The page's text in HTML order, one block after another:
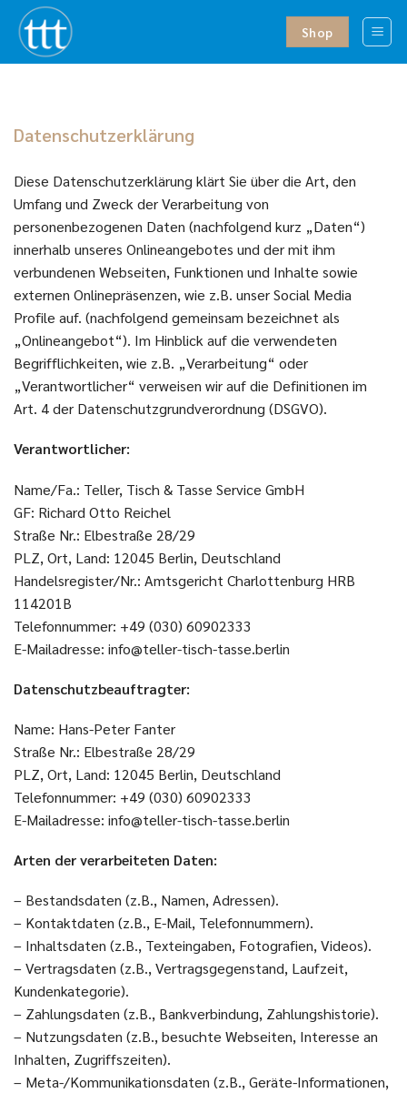
Zum
Inhalt
springen
Shop
Datenschutzerklärung
Diese Datenschutzerklärung klärt Sie über die Art, den
Umfang und Zweck der Verarbeitung von
personenbezogenen Daten (nachfolgend kurz „Daten“)
innerhalb unseres Onlineangebotes und der mit ihm
verbundenen Webseiten, Funktionen und Inhalte sowie
externen Onlinepräsenzen, wie z.B. unser Social Media
Profile auf. (nachfolgend gemeinsam bezeichnet als
„Onlineangebot“). Im Hinblick auf die verwendeten
Begrifflichkeiten, wie z.B. „Verarbeitung“ oder
„Verantwortlicher“ verweisen wir auf die Definitionen im
Art. 4 der Datenschutzgrundverordnung (DSGVO).
Verantwortlicher:
Name/Fa.: Teller, Tisch & Tasse Service GmbH
GF: Richard Otto Reichel
Straße Nr.: Elbestraße 28/29
PLZ, Ort, Land: 12045 Berlin, Deutschland
Handelsregister/Nr.: Amtsgericht Charlottenburg HRB
114201B
Telefonnummer: +49 (030) 60902333
E-Mailadresse: info@teller-tisch-tasse.berlin
Datenschutzbeauftragter:
Name: Hans-Peter Fanter
Straße Nr.: Elbestraße 28/29
PLZ, Ort, Land: 12045 Berlin, Deutschland
Telefonnummer: +49 (030) 60902333
E-Mailadresse: info@teller-tisch-tasse.berlin
Arten der verarbeiteten Daten:
– Bestandsdaten (z.B., Namen, Adressen).
– Kontaktdaten (z.B., E-Mail, Telefonnummern).
– Inhaltsdaten (z.B., Texteingaben, Fotografien, Videos).
– Vertragsdaten (z.B., Vertragsgegenstand, Laufzeit,
Kundenkategorie).
– Zahlungsdaten (z.B., Bankverbindung, Zahlungshistorie).
– Nutzungsdaten (z.B., besuchte Webseiten, Interesse an
Inhalten, Zugriffszeiten).
– Meta-/Kommunikationsdaten (z.B., Geräte-Informationen,